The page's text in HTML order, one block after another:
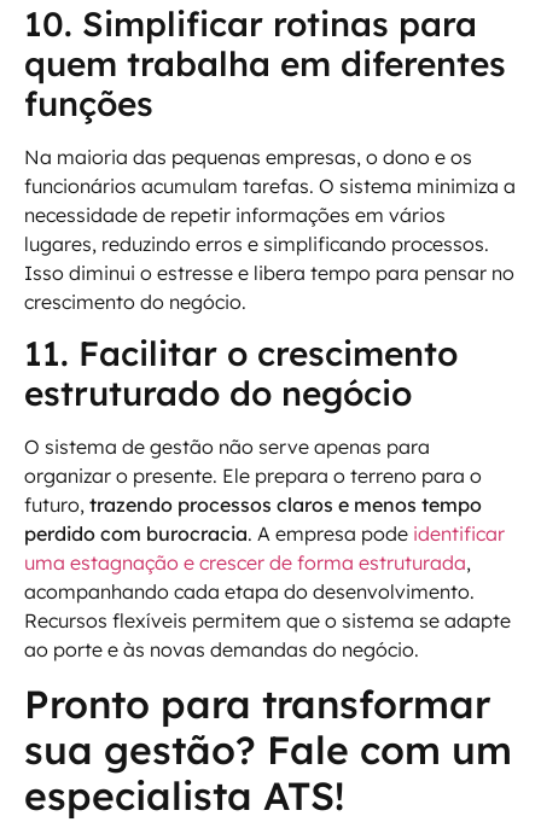
10. Simplificar rotinas para
quem trabalha em diferentes
funções
Na maioria das pequenas empresas, o dono e os
funcionários acumulam tarefas. O sistema minimiza a
necessidade de repetir informações em vários
lugares, reduzindo erros e simplificando processos.
Isso diminui o estresse e libera tempo para pensar no
crescimento do negócio.
11. Facilitar o crescimento
estruturado do negócio
O sistema de gestão não serve apenas para
organizar o presente. Ele prepara o terreno para o
futuro, trazendo processos claros e menos tempo
perdido com burocracia. A empresa pode identificar
uma estagnação e crescer de forma estruturada,
acompanhando cada etapa do desenvolvimento.
Recursos flexíveis permitem que o sistema se adapte
ao porte e às novas demandas do negócio.
Pronto para transformar
sua gestão? Fale com um
especialista ATS!